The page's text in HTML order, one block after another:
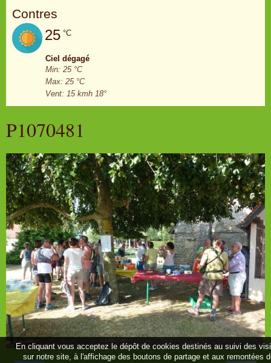
Contres
25 °C
Ciel dégagé
Min: 25 °C
Max: 25 °C
Vent: 15 kmh 18°
P1070481
En cliquant vous acceptez le dépôt de cookies destinés au suivi des
sur notre site, à l'affichage des boutons de partage et aux remontées